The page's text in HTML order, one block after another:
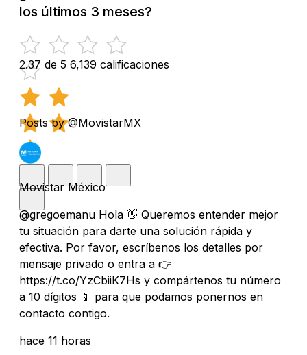
los últimos 3 meses?
2.37 de 5 6,139 calificaciones
Posts by @MovistarMX
Movistar México
@gregoemanu Hola 👋 Queremos entender mejor
tu situación para darte una solución rápida y
efectiva. Por favor, escríbenos los detalles por
mensaje privado o entra a 👉
https://t.co/YzCbiiK7Hs y compártenos tu número
a 10 dígitos 📱 para que podamos ponernos en
contacto contigo.
hace 11 horas